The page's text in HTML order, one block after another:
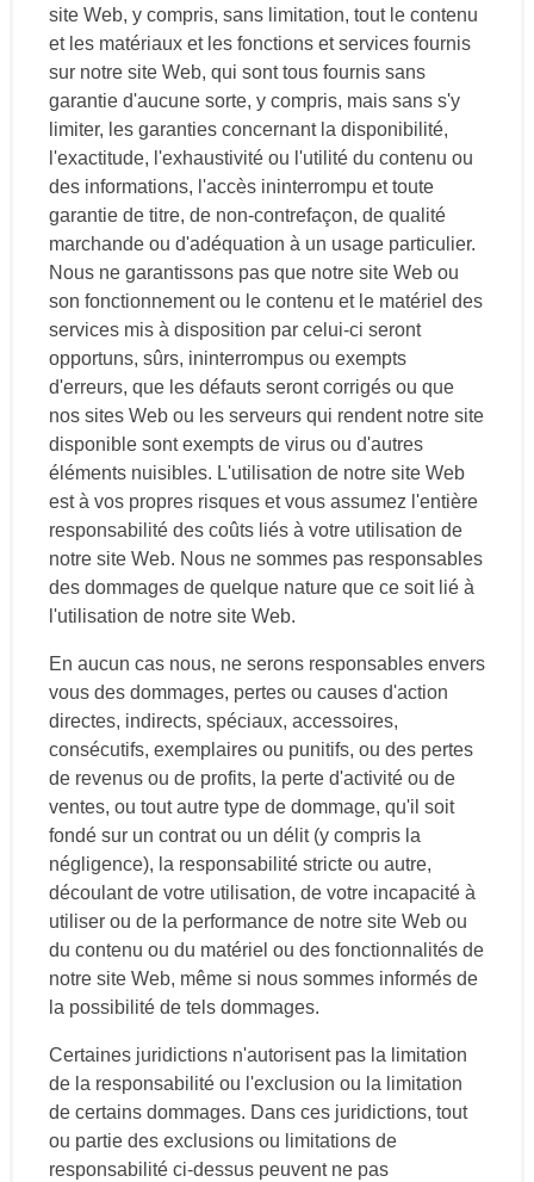
site Web, y compris, sans limitation, tout le contenu
et les matériaux et les fonctions et services fournis
sur notre site Web, qui sont tous fournis sans
garantie d'aucune sorte, y compris, mais sans s'y
limiter, les garanties concernant la disponibilité,
l'exactitude, l'exhaustivité ou l'utilité du contenu ou
des informations, l'accès ininterrompu et toute
garantie de titre, de non-contrefaçon, de qualité
marchande ou d'adéquation à un usage particulier.
Nous ne garantissons pas que notre site Web ou
son fonctionnement ou le contenu et le matériel des
services mis à disposition par celui-ci seront
opportuns, sûrs, ininterrompus ou exempts
d'erreurs, que les défauts seront corrigés ou que
nos sites Web ou les serveurs qui rendent notre site
disponible sont exempts de virus ou d'autres
éléments nuisibles. L'utilisation de notre site Web
est à vos propres risques et vous assumez l'entière
responsabilité des coûts liés à votre utilisation de
notre site Web. Nous ne sommes pas responsables
des dommages de quelque nature que ce soit lié à
l'utilisation de notre site Web.
En aucun cas nous, ne serons responsables envers
vous des dommages, pertes ou causes d'action
directes, indirects, spéciaux, accessoires,
consécutifs, exemplaires ou punitifs, ou des pertes
de revenus ou de profits, la perte d'activité ou de
ventes, ou tout autre type de dommage, qu'il soit
fondé sur un contrat ou un délit (y compris la
négligence), la responsabilité stricte ou autre,
découlant de votre utilisation, de votre incapacité à
utiliser ou de la performance de notre site Web ou
du contenu ou du matériel ou des fonctionnalités de
notre site Web, même si nous sommes informés de
la possibilité de tels dommages.
Certaines juridictions n'autorisent pas la limitation
de la responsabilité ou l'exclusion ou la limitation
de certains dommages. Dans ces juridictions, tout
ou partie des exclusions ou limitations de
responsabilité ci-dessus peuvent ne pas